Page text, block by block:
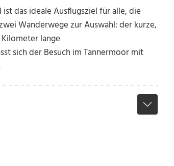
ist das ideale Ausflugsziel für alle, die
Wanderwege zur Auswahl:der kurze,
lange
sich der Besuch im Tannermoor mit